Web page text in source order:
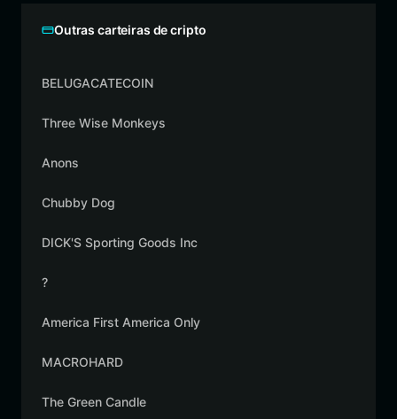
Outras carteiras de cripto
BELUGACATECOIN
Three Wise Monkeys
Anons
Chubby Dog
DICK'S Sporting Goods Inc
?
America First America Only
MACROHARD
The Green Candle